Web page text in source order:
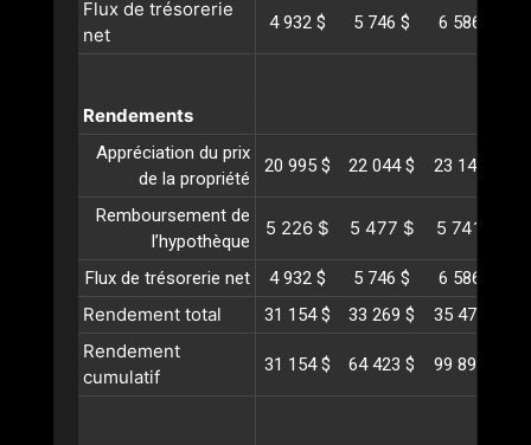
Flux de trésorerie
net
4 932 $ 5 746 $ 6 586 $
Rendements
Appréciation du prix
de la propriété
20 995 $ 22 044 $ 23 146 $
Remboursement de
l’hypothèque
5 226 $ 5 477 $ 5 741 $
Flux de trésorerie net 4 932 $ 5 746 $ 6 586 $
Rendement total 31 154 $ 33 269 $ 35 474 $
Rendement
cumulatif
31 154 $ 64 423 $ 99 898 $